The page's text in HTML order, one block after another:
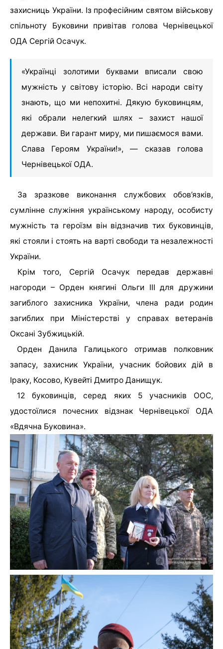
захисниць України. Із професійним святом військову
спільноту Буковини привітав голова Чернівецької
ОДА Сергій Осачук.
«Українці золотими буквами вписали свою
мужність у світову історію. Всі народи світу
знають, що ми непохитні. Дякую буковинцям,
які обрали нелегкий шлях – захист нашої
держави. Ви гарант миру, ми пишаємося вами.
Слава Героям України!», — сказав голова
Чернівецької ОДА.
За зразкове виконання службових обов’язків,
сумлінне служіння українському народу, особисту
мужність та героїзм він відзначив тих буковинців,
які стояли і стоять на варті свободи та незалежності
України.
Крім того, Сергій Осачук передав державні
нагороди – Орден княгині Ольги ІІІ для дружини
загиблого захисника України, члена ради родин
загиблих при Міністерстві у справах ветеранів
Оксані Зубжицькій.
Орден Данила Галицького отримав полковник
запасу, захисник України, учасник бойових дій в
Іраку, Косово, Кувейті Дмитро Данищук.
12 буковинців, серед яких 5 учасників ООС,
удостоїлися почесних відзнак Чернівецької ОДА
«Вдячна Буковина».